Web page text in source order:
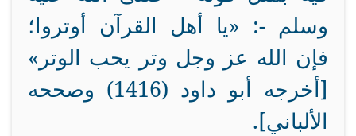
وسلم -: «يا أهل القرآن أوتروا؛
فإن الله عز وجل وتر يحب الوتر»
[
أخرجه أبو داود (1416) وصححه
الألباني].